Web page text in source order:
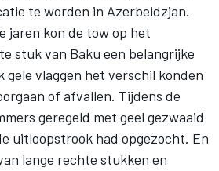
te worden in Azerbeidzjan.
jaren kon de tow op het
stuk van Baku een belangrijke
gele vlaggen het verschil konden
of afvallen. Tijdens de
geregeld met geel gezwaaid
uitloopstrook had opgezocht. En
lange rechte stukken en